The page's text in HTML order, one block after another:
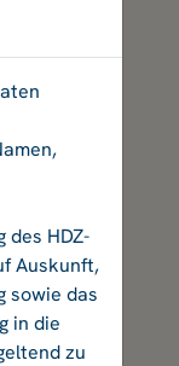
HDZ-
Auskunft,
sowie das
in die
zu